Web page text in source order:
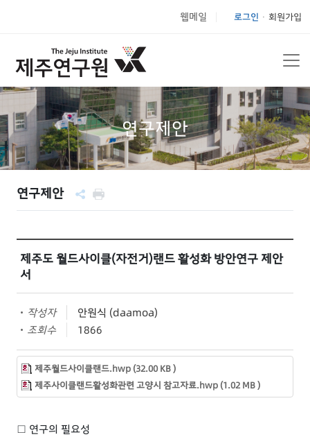
웹메일 로그인 회원가입
연구제안
연구제안
제주도 월드사이클(자전거)랜드 활성화 방안연구 제안
서
작성자
안원식 (daamoa)
조회수
1866
제주월드사이클랜드.hwp (32.00 KB )
제주사이클랜드활성화관련 고양시 참고자료.hwp (1.02 MB )
□ 연구의 필요성